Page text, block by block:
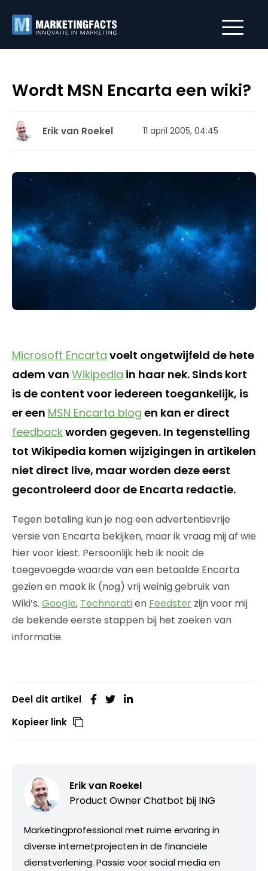
Wordt MSN Encarta een wiki?
Erik van Roekel 11 april 2005, 04:45
Microsoft Encarta voelt ongetwijfeld de hete
adem van Wikipedia in haar nek. Sinds kort
is de content voor iedereen toegankelijk, is
er een MSN Encarta blog en kan er direct
feedbackworden gegeven. In tegenstelling
tot Wikipedia komen wijzigingen in artikelen
niet direct live, maar worden deze eerst
gecontroleerd door de Encarta redactie.
Tegen betaling kun je nog een advertentievrije
versie van Encarta bekijken, maar ik vraag mij af wie
hier voor kiest. Persoonlijk heb ik nooit de
toegevoegde waarde van een betaalde Encarta
gezien en maak ik (nog) vrij weinig gebruik van
Wiki’s. Google, Technoratien Feedster zijn voor mij
de bekende eerste stappen bij het zoeken van
informatie.
Deel dit artikel
Kopieer link
Erik van Roekel
Product Owner Chatbot bij ING
Marketingprofessional met ruime ervaring in
diverse internetprojecten in de financiële
dienstverlening. Passie voor social media en